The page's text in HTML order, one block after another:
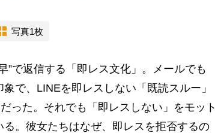
写真1枚
で返信する「即レス文化」。メールでも
で、LINEを即レスしない「既読スルー」
った。それでも「即レスしない」をモット
。彼女たちはなぜ、即レスを拒否するの